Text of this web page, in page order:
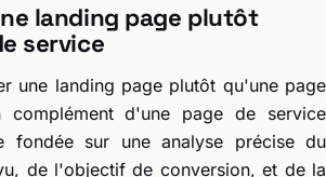
landing page plutôt
service
une landing page plutôt qu'une page
d'une page de service
fondée sur une analyse précise du
de l'objectif de conversion, et de la